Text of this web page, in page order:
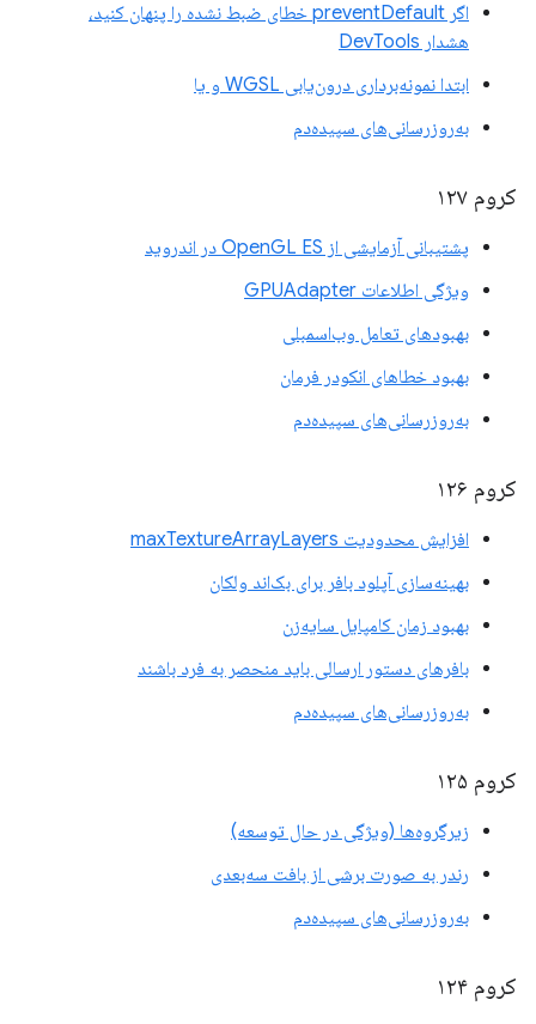
اگر preventDefault خطای ضبط نشده را پنهان کنید،
هشدار DevTools
ابتدا نمونه‌برداری درون‌یابی WGSL و یا
به‌روزرسانی‌های سپیده‌دم
کروم ۱۲۷
پشتیبانی آزمایشی از OpenGL ES در اندروید
ویژگی اطلاعات GPUAdapter
بهبودهای تعامل وب‌اسمبلی
بهبود خطاهای انکودر فرمان
به‌روزرسانی‌های سپیده‌دم
کروم ۱۲۶
افزایش محدودیت maxTextureArrayLayers
بهینه‌سازی آپلود بافر برای بک‌اند ولکان
بهبود زمان کامپایل سایه‌زن
بافرهای دستور ارسالی باید منحصر به فرد باشند
به‌روزرسانی‌های سپیده‌دم
کروم ۱۲۵
زیرگروه‌ها (ویژگی در حال توسعه)
رندر به صورت برشی از بافت سه‌بعدی
به‌روزرسانی‌های سپیده‌دم
کروم ۱۲۴